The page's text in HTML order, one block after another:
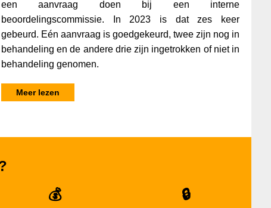
een aanvraag doen bij een interne
beoordelingscommissie. In 2023 is dat zes keer
gebeurd. Eén aanvraag is goedgekeurd, twee zijn nog in
behandeling en de andere drie zijn ingetrokken of niet in
behandeling genomen.
Meer lezen
💰 🔒